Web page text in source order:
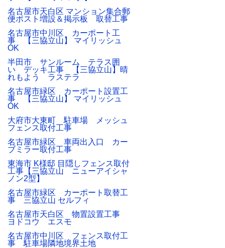
名古屋市天白区 マンション集合郵
便ポスト増設＆掲示板 取替工事
名古屋市中川区 カーポート工
事 【三協立山】 マイリッシュ
OK
半田市 サンルーム テラス囲
い デッキ工事 【三協立山】晴
れもよう ラステラ
名古屋市緑区 カーポート設置工
事 【三協立山】 マイリッシュ
OK
大府市大東町 駐車場 メッシュ
フェンス取付工事
名古屋市緑区 車両出入口 カー
ブミラー取付工事
東海市 K様邸 目隠しフェンス取付
工事【三協立山 ニューアイシャ
ノン2型】
名古屋市緑区 カーポート取替工
事 三協立山 セルフィ
名古屋市天白区 物置設置工事
ヨドコウ エスモ
名古屋市中川区 フェンス取付工
事 駐車場隣地境界土地